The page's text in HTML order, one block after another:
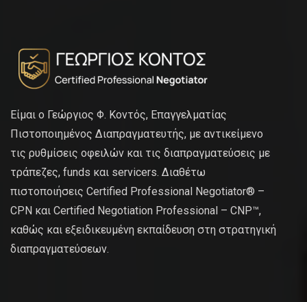
Είμαι ο Γεώργιος Φ. Κοντός, Επαγγελματίας
Πιστοποιημένος Διαπραγματευτής, με αντικείμενο
τις ρυθμίσεις οφειλών και τις διαπραγματεύσεις με
τράπεζες, funds και servicers. Διαθέτω
πιστοποιήσεις Certified Professional Negotiator® –
CPN και Certified Negotiation Professional – CNP™,
καθώς και εξειδικευμένη εκπαίδευση στη στρατηγική
διαπραγματεύσεων.